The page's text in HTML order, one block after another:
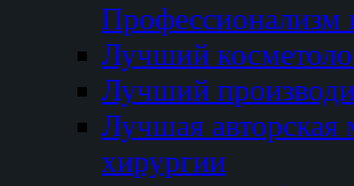
Профессионализм
Лучший
Лучший
Лучшая авторская
хирургии